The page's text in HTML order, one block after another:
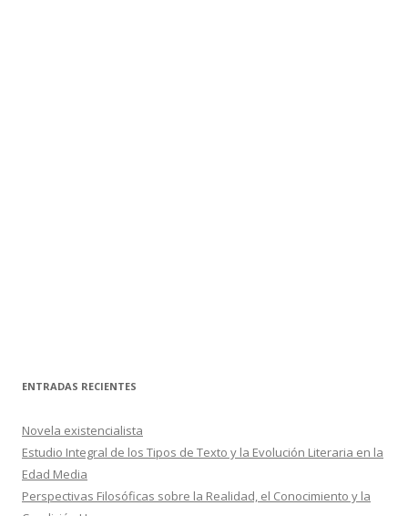
ENTRADAS RECIENTES
Novela existencialista
Estudio Integral de los Tipos de Texto y la Evolución Literaria en la
Edad Media
Perspectivas Filosóficas sobre la Realidad, el Conocimiento y la